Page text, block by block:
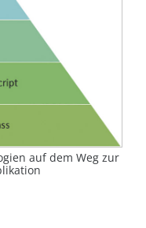
auf dem Weg zur